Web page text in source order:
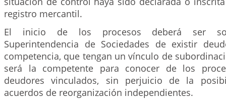
registro mercantil.
El inicio de los procesos deberá ser
Superintendencia de Sociedades de existir
competencia, que tengan un vínculo de
será la competente para conocer de los
deudores vinculados, sin perjuicio de la
acuerdos de reorganización independientes.